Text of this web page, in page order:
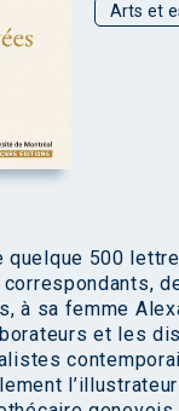
Arts et
quelque 500
à sa femme
et les